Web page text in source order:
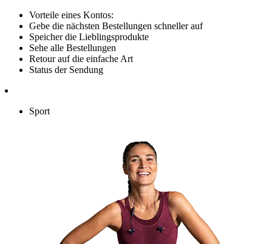
Vorteile eines Kontos:
Gebe die nächsten Bestellungen schneller auf
Speicher die Lieblingsprodukte
Sehe alle Bestellungen
Retour auf die einfache Art
Status der Sendung
Sport